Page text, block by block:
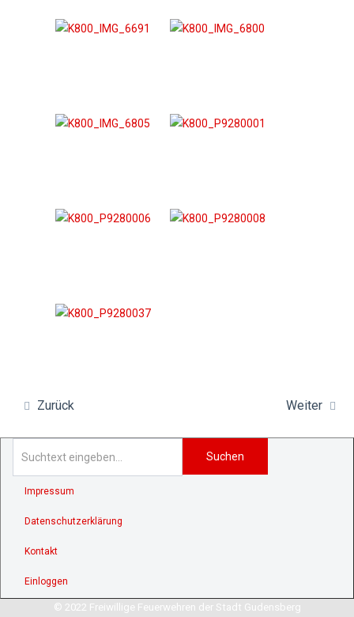
Zurück Weiter
Suchen
Impressum
Datenschutzerklärung
Kontakt
Einloggen
© 2022 Freiwillige Feuerwehren der Stadt Gudensberg